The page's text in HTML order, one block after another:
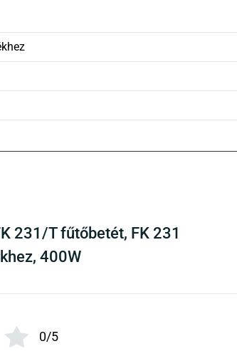
231/T fűtőbetét, FK 231
400W
0/5